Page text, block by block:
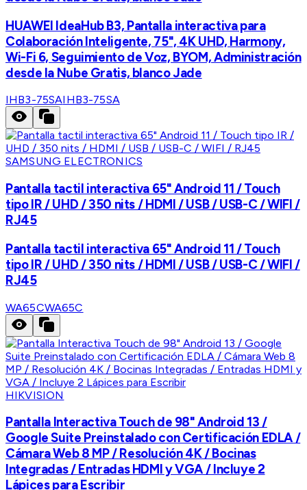
HUAWEI IdeaHub B3, Pantalla interactiva para
Colaboración Inteligente, 75", 4K UHD, Harmony,
Wi-Fi 6, Seguimiento de Voz, BYOM, Administración
desde la Nube Gratis, blanco Jade
IHB3-75SAIHB3-75SA
SAMSUNG ELECTRONICS
Pantalla tactil interactiva 65" Android 11 / Touch
tipo IR / UHD / 350 nits / HDMI / USB / USB-C / WIFI /
RJ45
Pantalla tactil interactiva 65" Android 11 / Touch
tipo IR / UHD / 350 nits / HDMI / USB / USB-C / WIFI /
RJ45
WA65CWA65C
HIKVISION
Pantalla Interactiva Touch de 98" Android 13 /
Google Suite Preinstalado con Certificación EDLA /
Cámara Web 8 MP / Resolución 4K / Bocinas
Integradas / Entradas HDMI y VGA / Incluye 2
Lápices para Escribir